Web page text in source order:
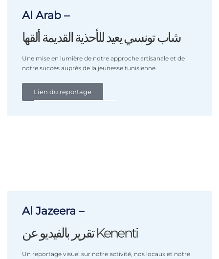
Al Arab –
شاب تونسي يعيد للأحذية القديمة ألقها
Une mise en lumière de notre approche artisanale et de
notre succès auprès de la jeunesse tunisienne.
Lien du reportage
Al Jazeera –
تقرير بالفيديو عن Kenenti
Un reportage visuel sur notre activité, nos locaux et notre